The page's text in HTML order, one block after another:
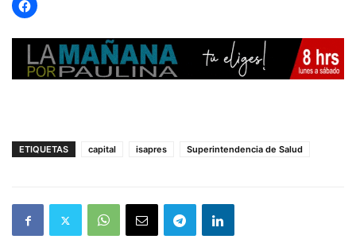
ETIQUETAS capital isapres Superintendencia de Salud